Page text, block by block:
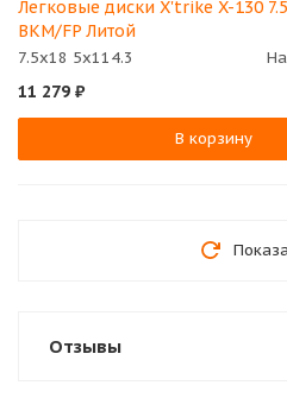
Легковые диски X'trike X-130
BKM/FP Литой
7.5x18 5x114.3
11 279 ₽
В корзину
Отзывы